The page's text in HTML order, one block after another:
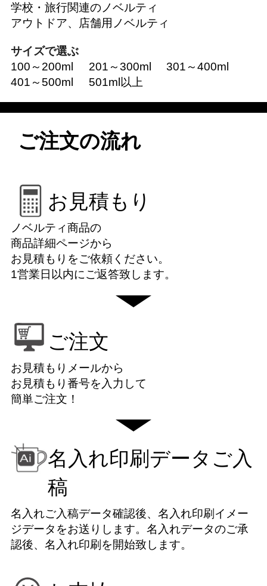
学校・旅行関連のノベルティ
アウトドア、店舗用ノベルティ
サイズで選ぶ
100～200ml
201～300ml
301～400ml
401～500ml
501ml以上
ご注文の流れ
お見積もり
ノベルティ商品の
商品詳細ページから
お見積もりをご依頼ください。
1営業日以内にご返答致します。
ご注文
お見積もりメールから
お見積もり番号を入力して
簡単ご注文！
名入れ印刷データご入
稿
名入れご入稿データ確認後、名入れ印刷イメー
ジデータをお送りします。名入れデータのご承
認後、名入れ印刷を開始致します。